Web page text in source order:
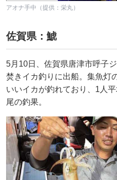
アオナ手中（提供：栄丸）
佐賀県：鯱
5月10日、佐賀県唐津市呼子
焚きイカ釣りに出船。集魚灯
いいイカが釣れており、1人
尾の釣果。